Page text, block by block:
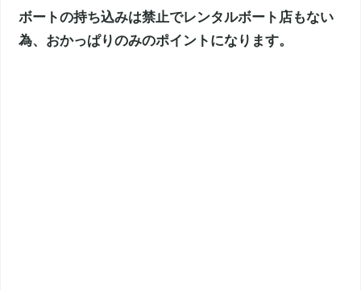
ボートの持ち込みは禁止でレンタルボート店もない
為、おかっぱりのみのポイントになります。